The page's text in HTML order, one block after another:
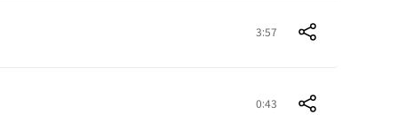
3:57
0:43